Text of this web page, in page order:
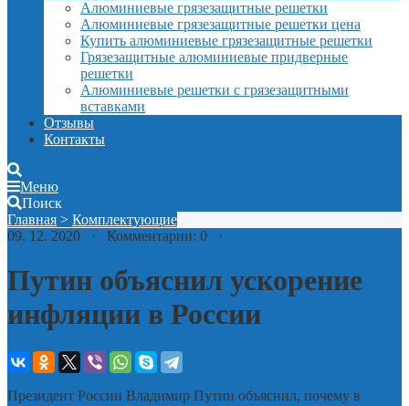
Алюминиевые грязезащитные решетки
Алюминиевые грязезащитные решетки цена
Купить алюминиевые грязезащитные решетки
Грязезащитные алюминиевые придверные
решетки
Алюминиевые решетки с грязезащитными
вставками
Отзывы
Контакты
Меню
Поиск
Главная > Комплектующие
09. 12. 2020 · Комментарии: 0 ·
Путин объяснил ускорение
инфляции в России
Президент России Владимир Путин объяснил, почему в